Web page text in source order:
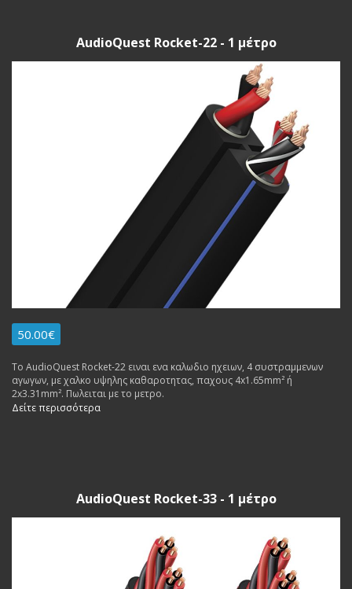
AudioQuest Rocket-22 - 1 μέτρο
50.00€
To AudioQuest Rocket-22 ειναι ενα καλωδιο ηχειων, 4 συστραμμενων
αγωγων, με χαλκο υψηλης καθαροτητας, παχους 4x1.65mm² ή
2x3.31mm². Πωλειται με το μετρο.
Δείτε περισσότερα
AudioQuest Rocket-33 - 1 μέτρο